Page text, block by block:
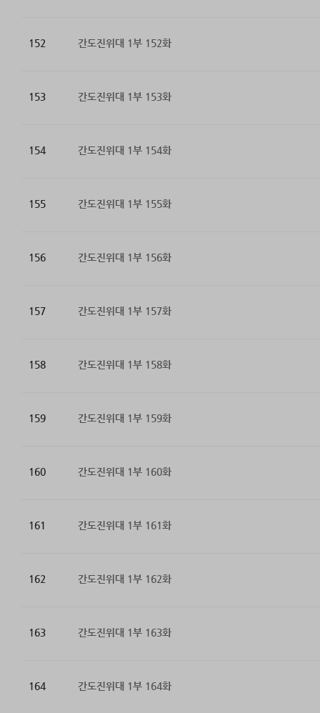
152 간도진위대 1부 152화
153 간도진위대 1부 153화
154 간도진위대 1부 154화
155 간도진위대 1부 155화
156 간도진위대 1부 156화
157 간도진위대 1부 157화
158 간도진위대 1부 158화
159 간도진위대 1부 159화
160 간도진위대 1부 160화
161 간도진위대 1부 161화
162 간도진위대 1부 162화
163 간도진위대 1부 163화
164 간도진위대 1부 164화